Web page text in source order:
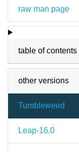
raw man page
table of contents
other versions
Tumbleweed
Leap-16.0